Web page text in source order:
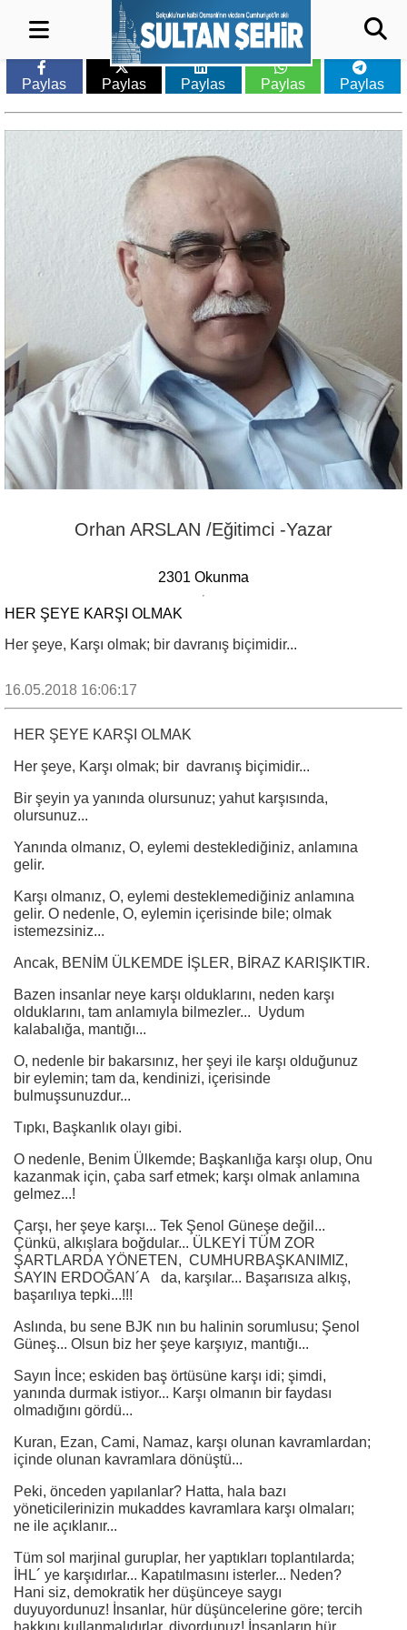
Paylas Paylas Paylas Paylas Paylas
Orhan ARSLAN /Eğitimci -Yazar
2301 Okunma
HER ŞEYE KARŞI OLMAK
Her şeye, Karşı olmak; bir davranış biçimidir...
16.05.2018 16:06:17
HER ŞEYE KARŞI OLMAK
Her şeye, Karşı olmak; bir davranış biçimidir...
Bir şeyin ya yanında olursunuz; yahut karşısında,
olursunuz...
Yanında olmanız, O, eylemi desteklediğiniz, anlamına
gelir.
Karşı olmanız, O, eylemi desteklemediğiniz anlamına
gelir. O nedenle, O, eylemin içerisinde bile; olmak
istemezsiniz...
Ancak, BENİM ÜLKEMDE İŞLER, BİRAZ KARIŞIKTIR.
Bazen insanlar neye karşı olduklarını, neden karşı
olduklarını, tam anlamıyla bilmezler... Uydum
kalabalığa, mantığı...
O, nedenle bir bakarsınız, her şeyi ile karşı olduğunuz
bir eylemin; tam da, kendinizi, içerisinde
bulmuşsunuzdur...
Tıpkı, Başkanlık olayı gibi.
O nedenle, Benim Ülkemde; Başkanlığa karşı olup, Onu
kazanmak için, çaba sarf etmek; karşı olmak anlamına
gelmez...!
Çarşı, her şeye karşı... Tek Şenol Güneşe değil...
Çünkü, alkışlara boğdular... ÜLKEYİ TÜM ZOR
ŞARTLARDA YÖNETEN, CUMHURBAŞKANIMIZ,
SAYIN ERDOĞAN´A da, karşılar... Başarısıza alkış,
başarılıya tepki...!!!
Aslında, bu sene BJK nın bu halinin sorumlusu; Şenol
Güneş... Olsun biz her şeye karşıyız, mantığı...
Sayın İnce; eskiden baş örtüsüne karşı idi; şimdi,
yanında durmak istiyor... Karşı olmanın bir faydası
olmadığını gördü...
Kuran, Ezan, Cami, Namaz, karşı olunan kavramlardan;
içinde olunan kavramlara dönüştü...
Peki, önceden yapılanlar? Hatta, hala bazı
yöneticilerinizin mukaddes kavramlara karşı olmaları;
ne ile açıklanır...
Tüm sol marjinal guruplar, her yaptıkları toplantılarda;
İHL´ ye karşıdırlar... Kapatılmasını isterler... Neden?
Hani siz, demokratik her düşünceye saygı
duyuyordunuz! İnsanlar, hür düşüncelerine göre; tercih